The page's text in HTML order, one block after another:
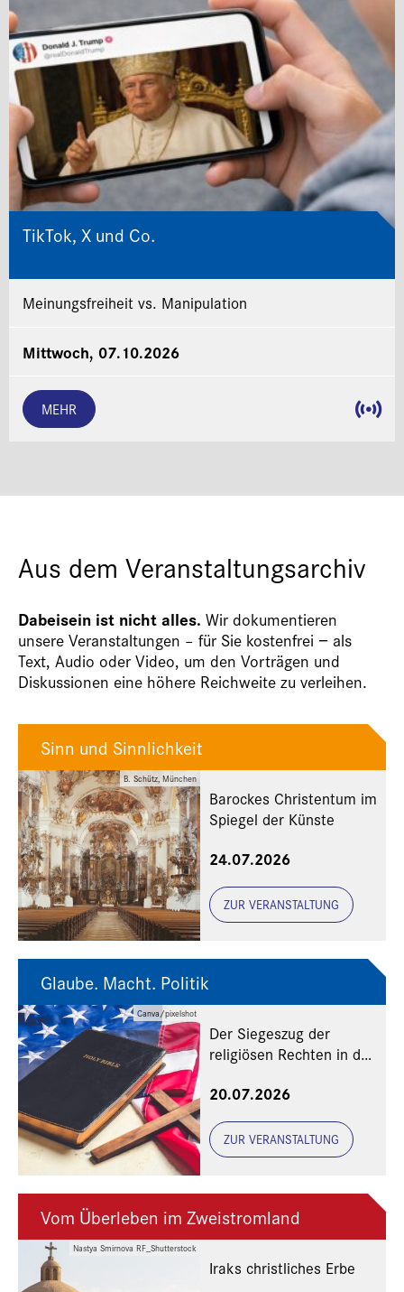
TikTok, X und Co.
Meinungsfreiheit vs. Manipulation
Mittwoch, 07.10.2026
MEHR
Aus dem Veranstaltungsarchiv
Dabeisein ist nicht alles. Wir dokumentieren
unsere Veranstaltungen – für Sie kostenfrei − als
Text, Audio oder Video, um den Vorträgen und
Diskussionen eine höhere Reichweite zu verleihen.
B. Schütz, München
Sinn und Sinnlichkeit
Barockes Christentum im
Spiegel der Künste
24.07.2026
ZUR VERANSTALTUNG
Canva/pixelshot
Glaube. Macht. Politik
Der Siegeszug der
religiösen Rechten in den
20.07.2026
ZUR VERANSTALTUNG
Nastya Smirnova RF_Shutterstock
Vom Überleben im Zweistromland
Iraks christliches Erbe